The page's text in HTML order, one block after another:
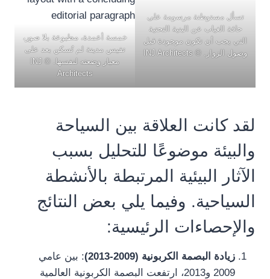
تسأل مستوطنة مرسومة على
حافة الغياب عن البنية التحتية
التي يجب أن تكون موجودة قبل
وصول الزوار. © INJ Architects
خمسة أعمدة، مطبوعة بلا صور،
تقيس مدينة لم تُسكن بعد على
معيار وضعته لنفسها. © INJ
Architects
لقد كانت العلاقة بين السياحة
والبيئة موضوعًا للتحليل بسبب
الآثار البيئية المرتبطة بالأنشطة
السياحية. وفيما يلي بعض النتائج
والإحصاءات الرئيسية:
زيادة البصمة الكربونية (2009-2013)
: بين عامي
2009 و2013، ارتفعت البصمة الكربونية العالمية